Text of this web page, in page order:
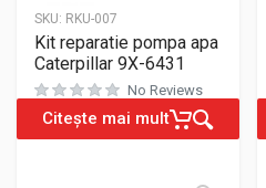
SKU: RKU-007
Kit reparatie pompa apa
Caterpillar 9X-6431
No Reviews
Citește mai mult